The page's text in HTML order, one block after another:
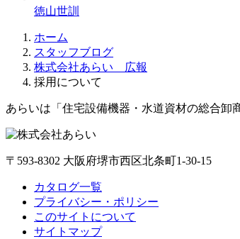
徳山世訓
ホーム
スタッフブログ
株式会社あらい 広報
採用について
あらいは「住宅設備機器・水道資材の総合卸
〒593-8302 大阪府堺市西区北条町1-30-15
カタログ一覧
プライバシー・ポリシー
このサイトについて
サイトマップ